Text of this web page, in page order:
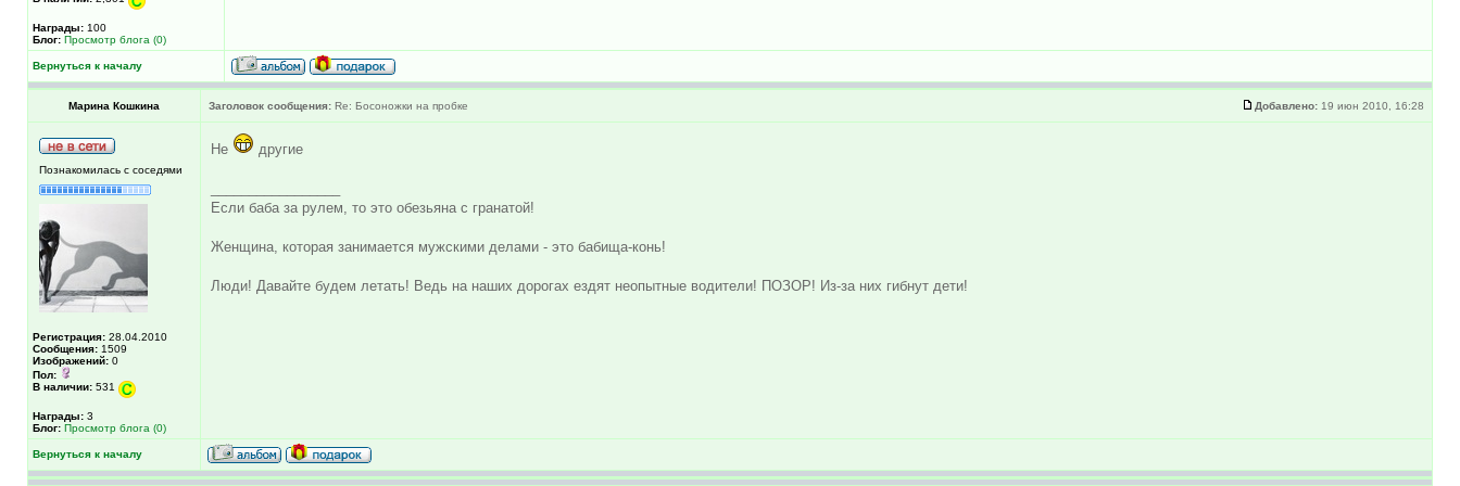
Награды: 100
Блог: Просмотр блога (0)
Вернуться к началу
Марина Кошкина Заголовок сообщения: Re: Босоножки на пробке Добавлено: 19 июн 2010, 16:28
Познакомилась с соседями
Регистрация: 28.04.2010
Сообщения: 1509
Изображений: 0
Пол:
В наличии: 531
Награды: 3
Блог: Просмотр блога (0)
Не другие
Если баба за рулем, то это обезьяна с гранатой!
Женщина, которая занимается мужскими делами - это бабища-конь!
Люди! Давайте будем летать! Ведь на наших дорогах ездят неопытные водители! ПОЗОР! Из-за них гибнут дети!
Вернуться к началу